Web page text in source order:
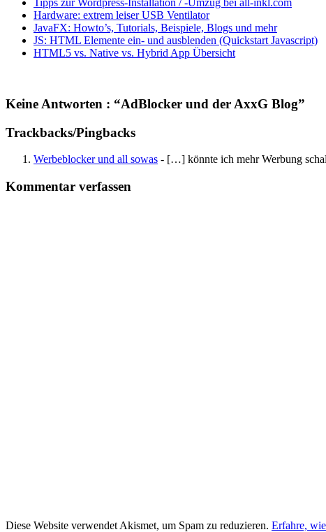
Tipps zur Wordpress-Installation / -Umzug bei all-inkl.com
Hardware: extrem leiser USB Ventilator
JavaFX: Howto’s, Tutorials, Beispiele, Blogs und mehr
JS: HTML Elemente ein- und ausblenden (Quickstart Javascript)
HTML5 vs. Native vs. Hybrid App Übersicht
Keine Antworten : “AdBlocker und der AxxG Blog”
Trackbacks/Pingbacks
Werbeblocker und all sowas - […] könnte ich mehr Werbung
Kommentar verfassen
Diese Website verwendet Akismet, um Spam zu reduzieren. Erfahre,